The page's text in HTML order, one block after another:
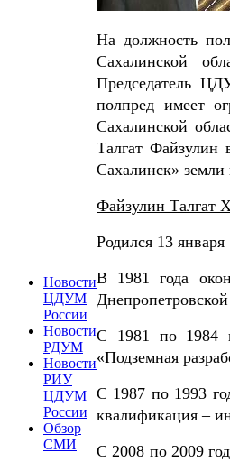
Новости
ЦДУМ
России
Новости
РДУМ
Новости
РИУ
ЦДУМ
России
Обзор
СМИ
На должность
Сахалинской
Председатель
полпред имеет
Сахалинской
Талгат Файзулин
Сахалинск» земли
Файзулин Талгат
Родился 13
В 1981 года
С 1981 по 1984
«Подземная
С 1987 по 1993
квалификация –
С 2008 по 2009